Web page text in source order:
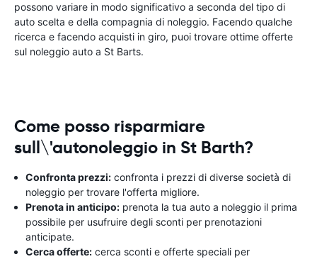
possono variare in modo significativo a seconda del tipo di
auto scelta e della compagnia di noleggio. Facendo qualche
ricerca e facendo acquisti in giro, puoi trovare ottime offerte
sul noleggio auto a St Barts.
Come posso risparmiare
sull\'autonoleggio in St Barth?
Confronta prezzi: confronta i prezzi di diverse società di
noleggio per trovare l'offerta migliore.
Prenota in anticipo: prenota la tua auto a noleggio il prima
possibile per usufruire degli sconti per prenotazioni
anticipate.
Cerca offerte: cerca sconti e offerte speciali per